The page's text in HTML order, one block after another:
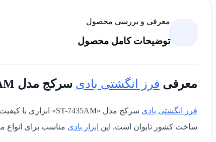
معرفی و بررسی محصول
توضیحات کامل محصول
معرفی فرز انگشتی بادی سرکج مدل ST-7435AM
فرز انگشتی بادی سرکج مدل «ST-7435AM» ابزاری با کیفیت از برند
ساخت کشور تایوان است. این ابزار بادی مناسب برای